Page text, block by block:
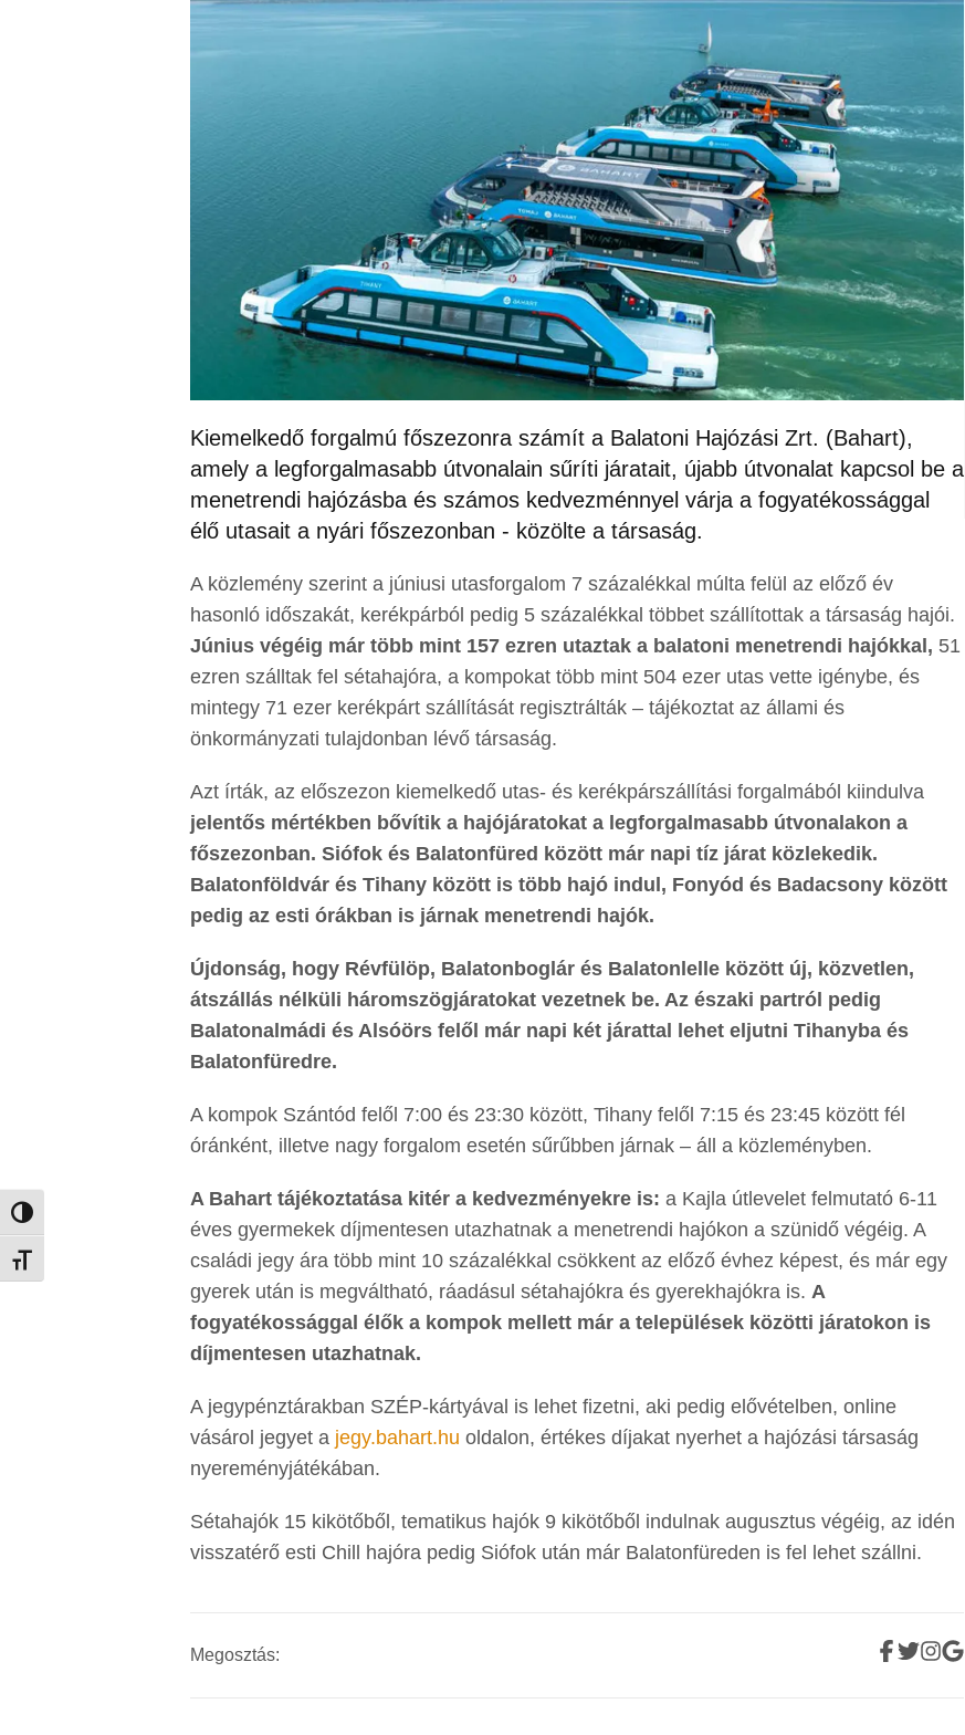
Nagy kontraszt váltása
Betűméret váltása
Kiemelkedő forgalmú főszezonra számít a Balatoni Hajózási Zrt. (Bahart),
amely a legforgalmasabb útvonalain sűríti járatait, újabb útvonalat kapcsol be a
menetrendi hajózásba és számos kedvezménnyel várja a fogyatékossággal
élő utasait a nyári főszezonban - közölte a társaság.
A közlemény szerint a júniusi utasforgalom 7 százalékkal múlta felül az előző év
hasonló időszakát, kerékpárból pedig 5 százalékkal többet szállítottak a társaság hajói.
Június végéig már több mint 157 ezren utaztak a balatoni menetrendi hajókkal, 51
ezren szálltak fel sétahajóra, a kompokat több mint 504 ezer utas vette igénybe, és
mintegy 71 ezer kerékpárt szállítását regisztrálták – tájékoztat az állami és
önkormányzati tulajdonban lévő társaság.
Azt írták, az előszezon kiemelkedő utas- és kerékpárszállítási forgalmából kiindulva
jelentős mértékben bővítik a hajójáratokat a legforgalmasabb útvonalakon a
főszezonban. Siófok és Balatonfüred között már napi tíz járat közlekedik.
Balatonföldvár és Tihany között is több hajó indul, Fonyód és Badacsony között
pedig az esti órákban is járnak menetrendi hajók.
Újdonság, hogy Révfülöp, Balatonboglár és Balatonlelle között új, közvetlen,
átszállás nélküli háromszögjáratokat vezetnek be. Az északi partról pedig
Balatonalmádi és Alsóörs felől már napi két járattal lehet eljutni Tihanyba és
Balatonfüredre.
A kompok Szántód felől 7:00 és 23:30 között, Tihany felől 7:15 és 23:45 között fél
óránként, illetve nagy forgalom esetén sűrűbben járnak – áll a közleményben.
A Bahart tájékoztatása kitér a kedvezményekre is: a Kajla útlevelet felmutató 6-11
éves gyermekek díjmentesen utazhatnak a menetrendi hajókon a szünidő végéig. A
családi jegy ára több mint 10 százalékkal csökkent az előző évhez képest, és már egy
gyerek után is megváltható, ráadásul sétahajókra és gyerekhajókra is. A
fogyatékossággal élők a kompok mellett már a települések közötti járatokon is
díjmentesen utazhatnak.
A jegypénztárakban SZÉP-kártyával is lehet fizetni, aki pedig elővételben, online
vásárol jegyet a jegy.bahart.hu oldalon, értékes díjakat nyerhet a hajózási társaság
nyereményjátékában.
Sétahajók 15 kikötőből, tematikus hajók 9 kikötőből indulnak augusztus végéig, az idén
visszatérő esti Chill hajóra pedig Siófok után már Balatonfüreden is fel lehet szállni.
Megosztás: